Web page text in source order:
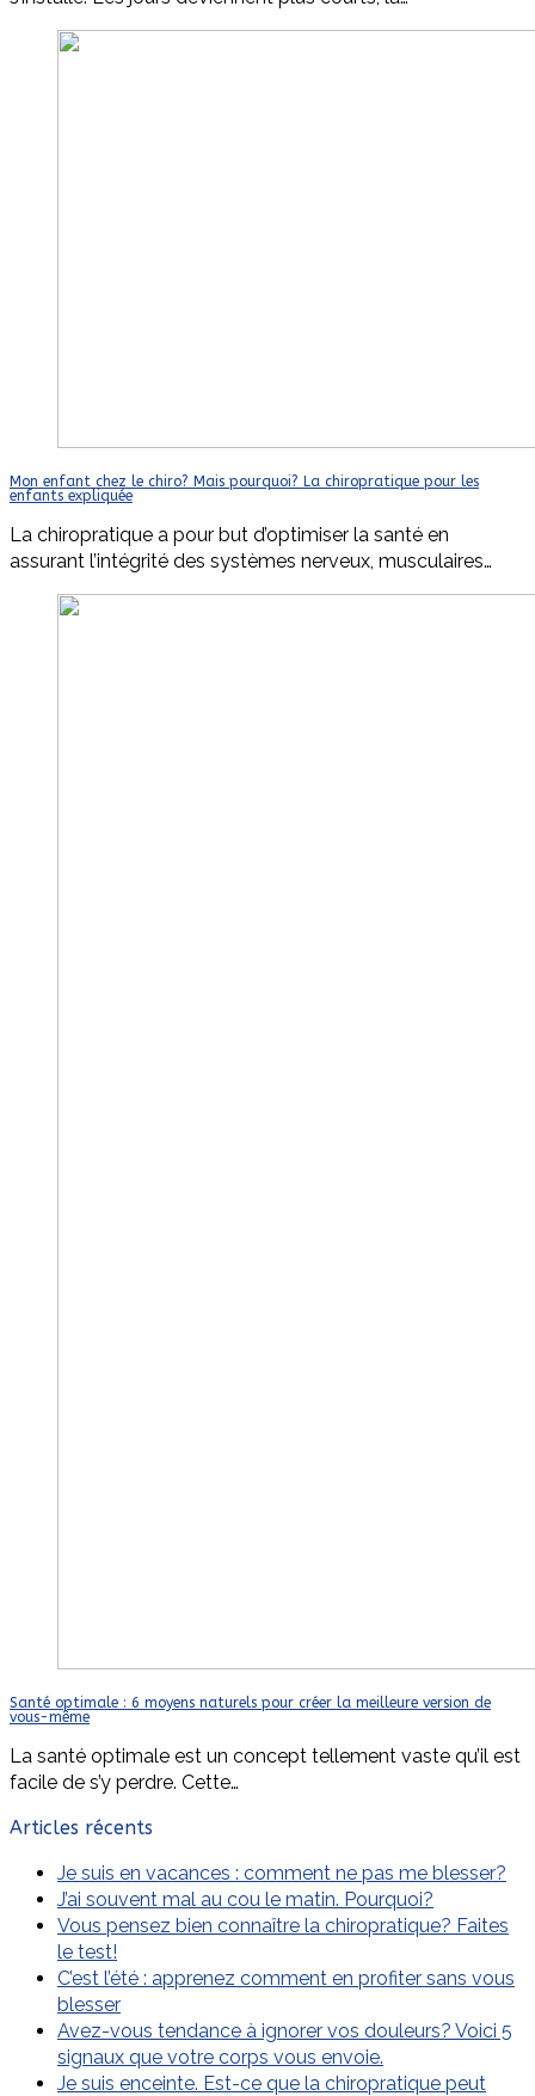
Mon enfant chez le chiro? Mais pourquoi? La chiropratique pour les
enfants expliquée
La chiropratique a pour but d’optimiser la santé en
assurant l’intégrité des systèmes nerveux, musculaires…
Santé optimale : 6 moyens naturels pour créer la meilleure version de
vous-même
La santé optimale est un concept tellement vaste qu’il est
facile de s’y perdre. Cette…
Articles récents
Je suis en vacances : comment ne pas me blesser?
J’ai souvent mal au cou le matin. Pourquoi?
Vous pensez bien connaître la chiropratique? Faites
le test!
C’est l’été : apprenez comment en profiter sans vous
blesser
Avez-vous tendance à ignorer vos douleurs? Voici 5
signaux que votre corps vous envoie.
Je suis enceinte. Est-ce que la chiropratique peut